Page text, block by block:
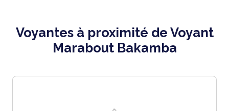
Voyantes à proximité de Voyant
Marabout Bakamba